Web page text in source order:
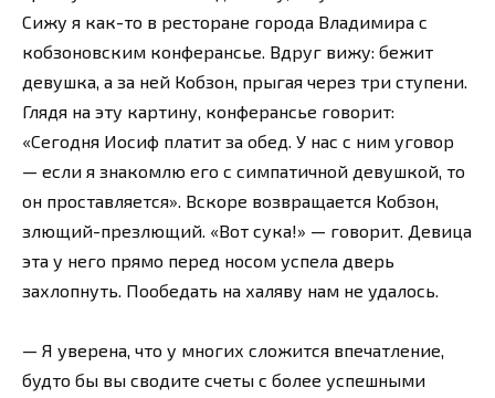
Сижу я как-то в ресторане города Владимира с
кобзоновским конферансье. Вдруг вижу: бежит
девушка, а за ней Кобзон, прыгая через три ступени.
Глядя на эту картину, конферансье говорит:
«Сегодня Иосиф платит за обед. У нас с ним уговор
— если я знакомлю его с симпатичной девушкой, то
он проставляется». Вскоре возвращается Кобзон,
злющий-презлющий. «Вот сука!» — говорит. Девица
эта у него прямо перед носом успела дверь
захлопнуть. Пообедать на халяву нам не удалось.
— Я уверена, что у многих сложится впечатление,
будто бы вы сводите счеты с более успешными